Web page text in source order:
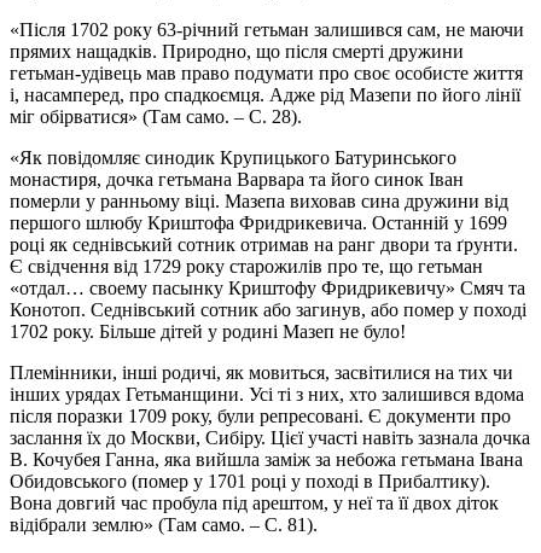
«Після 1702 року 63-річний гетьман залишився сам, не маючи
прямих нащадків. Природно, що після смерті дружини
гетьман-удівець мав право подумати про своє особисте життя
і, насамперед, про спадкоємця. Адже рід Мазепи по його лінії
міг обірватися» (Там само. – С. 28).
«Як повідомляє синодик Крупицького Батуринського
монастиря, дочка гетьмана Варвара та його синок Іван
померли у ранньому віці. Мазепа виховав сина дружини від
першого шлюбу Криштофа Фридрикевича. Останній у 1699
році як седнівський сотник отримав на ранг двори та ґрунти.
Є свідчення від 1729 року старожилів про те, що гетьман
«отдал… своему пасынку Криштофу Фридрикевичу» Смяч та
Конотоп. Седнівський сотник або загинув, або помер у поході
1702 року. Більше дітей у родині Мазеп не було!
Племінники, інші родичі, як мовиться, засвітилися на тих чи
інших урядах Гетьманщини. Усі ті з них, хто залишився вдома
після поразки 1709 року, були репресовані. Є документи про
заслання їх до Москви, Сибіру. Цієї участі навіть зазнала дочка
В. Кочубея Ганна, яка вийшла заміж за небожа гетьмана Івана
Обидовського (помер у 1701 році у поході в Прибалтику).
Вона довгий час пробула під арештом, у неї та її двох діток
відібрали землю» (Там само. – С. 81).